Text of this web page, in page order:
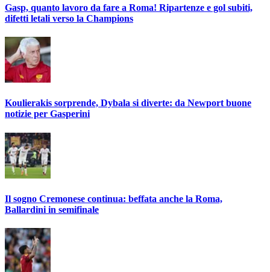
Gasp, quanto lavoro da fare a Roma! Ripartenze e gol subiti,
difetti letali verso la Champions
Koulierakis sorprende, Dybala si diverte: da Newport buone
notizie per Gasperini
Il sogno Cremonese continua: beffata anche la Roma,
Ballardini in semifinale